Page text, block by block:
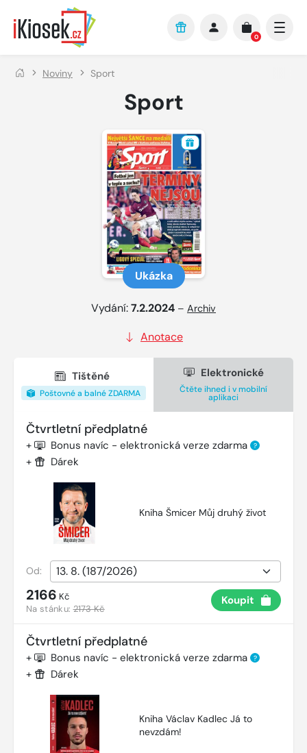
Přejít na hlavní obsah
0
Noviny Sport
Sport
Ukázka
Vydání:7.2.2024 – Archiv
Anotace
Tištěné
Poštovné a balné ZDARMA
Elektronické
Čtěte ihned i v mobilní
aplikaci
Čtvrtletní předplatné
+ Bonus navíc - elektronická verze zdarma ?
+ Dárek
Kniha Šmicer Můj druhý život
Od:
2166 Kč
Na stánku:2173 Kč
Koupit
Čtvrtletní předplatné
+ Bonus navíc - elektronická verze zdarma ?
+ Dárek
Kniha Václav Kadlec Já to
nevzdám!